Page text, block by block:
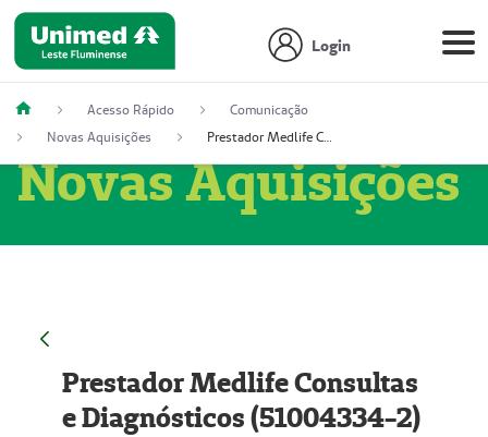
Login
Acesso Rápido
Comunicação
Novas Aquisições
Prestador Medlife Consultas e Diagnósticos (51004334-2)
Novas Aquisições
Prestador Medlife Consultas
e Diagnósticos (51004334-2)